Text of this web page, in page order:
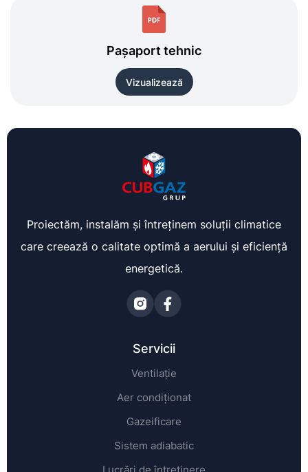
Pașaport tehnic
Vizualizează
Proiectăm, instalăm și întreținem soluții climatice
care creează o calitate optimă a aerului și eficiență
energetică.
Servicii
Ventilație
Aer condiționat
Gazeificare
Sistem adiabatic